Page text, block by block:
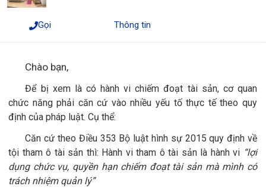
Gọi Thông tin
Chào bạn,
Để bị xem là có hành vi chiếm đoạt tài sản, cơ quan
chức năng phải căn cứ vào nhiều yếu tố thực tế theo quy
định của pháp luật. Cụ thể:
Căn cứ theo Điều 353 Bộ luật hình sự 2015 quy định về
tội tham ô tài sản thì: Hành vi tham ô tài sản là hành vi “lợi
dụng chức vụ, quyền hạn chiếm đoạt tài sản mà mình có
trách nhiệm quản lý”